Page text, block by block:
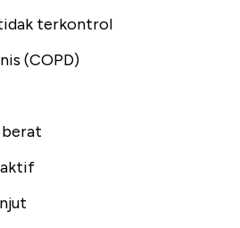
terkontrol
(COPD)
berat
aktif